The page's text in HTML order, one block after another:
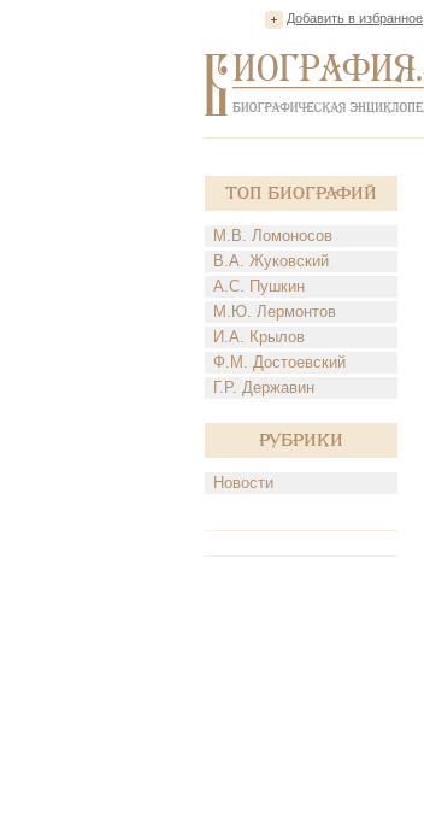
Добавить в избранное
Топ Биографий
М.В. Ломоносов
В.А. Жуковский
А.С. Пушкин
М.Ю. Лермонтов
И.А. Крылов
Ф.М. Достоевский
Г.Р. Державин
Рубрики
Новости